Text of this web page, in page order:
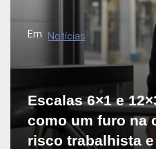
Em Notícias
Escalas 6×1 e
como um furo na
risco trabalhista